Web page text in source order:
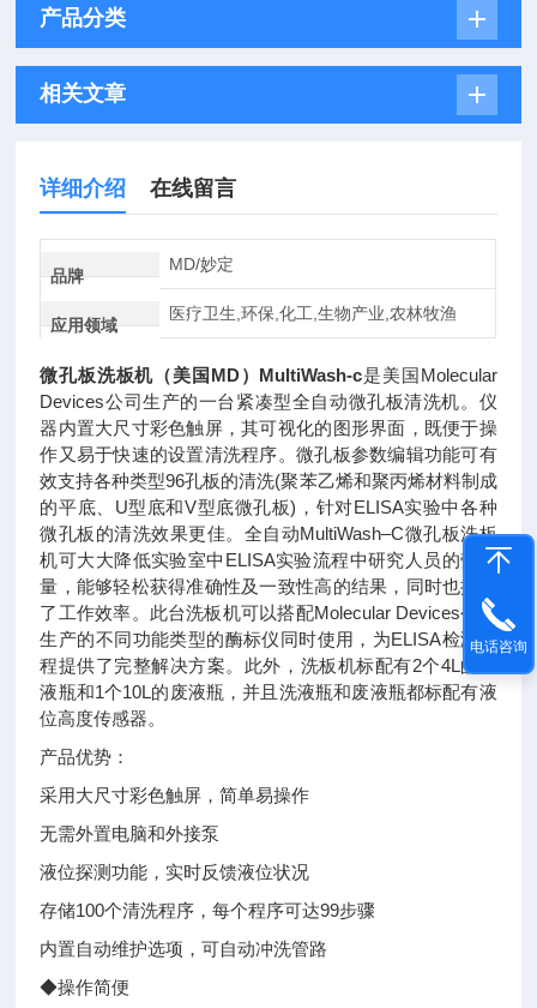
产品分类
相关文章
详细介绍 在线留言
品牌
MD/妙定
应用领域
医疗卫生,环保,化工,生物产业,农林牧渔
微孔板洗板机（美国MD） MultiWash-c是美国Molecular
Devices公司生产的一台紧凑型全自动微孔板清洗机。仪
器内置大尺寸彩色触屏，其可视化的图形界面，既便于操
作又易于快速的设置清洗程序。微孔板参数编辑功能可有
效支持各种类型96孔板的清洗(聚苯乙烯和聚丙烯材料制成
的平底、U型底和V型底微孔板)，针对ELISA实验中各种
微孔板的清洗效果更佳。全自动MultiWash–C微孔板洗板
机可大大降低实验室中ELISA实验流程中研究人员的劳动
量，能够轻松获得准确性及一致性高的结果，同时也提高
了工作效率。此台洗板机可以搭配Molecular Devices公司
生产的不同功能类型的酶标仪同时使用，为ELISA检测流
程提供了完整解决方案。此外，洗板机标配有2个4L的洗
液瓶和1个10L的废液瓶，并且洗液瓶和废液瓶都标配有液
位高度传感器。
产品优势：
采用大尺寸彩色触屏，简单易操作
无需外置电脑和外接泵
液位探测功能，实时反馈液位状况
存储100个清洗程序，每个程序可达99步骤
内置自动维护选项，可自动冲洗管路
◆操作简便
电话咨询